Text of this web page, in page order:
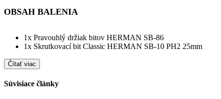
OBSAH BALENIA
1x Pravouhlý držiak bitov HERMAN SB-86
1x Skrutkovací bit Classic HERMAN SB-10 PH2 25mm
Čítať viac
Súvisiace články